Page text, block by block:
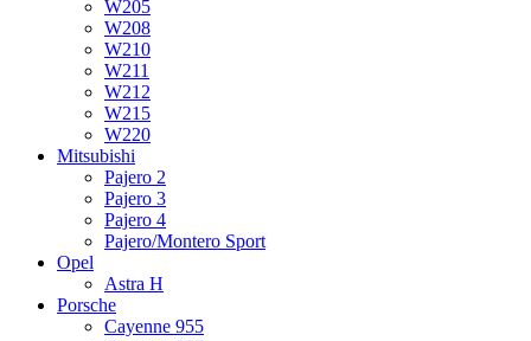
W205
W208
W210
W211
W212
W215
W220
Mitsubishi
Pajero 2
Pajero 3
Pajero 4
Pajero/Montero Sport
Opel
Astra H
Porsche
Cayenne 955